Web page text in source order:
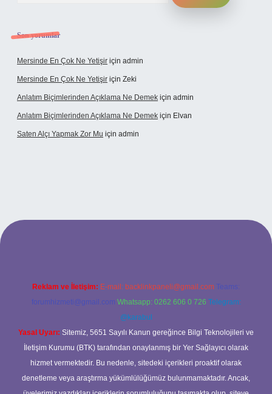
Son yorumlar
Mersinde En Çok Ne Yetişir için admin
Mersinde En Çok Ne Yetişir için Zeki
Anlatım Biçimlerinden Açıklama Ne Demek için admin
Anlatım Biçimlerinden Açıklama Ne Demek için Elvan
Saten Alçı Yapmak Zor Mu için admin
Reklam ve İletişim: E-mail: backlinkpaneli@gmail.com Teams:
forumhizmeti@gmail.com Whatsapp: 0262 606 0 726 Telegram:
@karabul
Yasal Uyarı: Sitemiz, 5651 Sayılı Kanun gereğince Bilgi Teknolojileri ve
İletişim Kurumu (BTK) tarafından onaylanmış bir Yer Sağlayıcı olarak
hizmet vermektedir. Bu nedenle, sitedeki içerikleri proaktif olarak
denetleme veya araştırma yükümlülüğümüz bulunmamaktadır. Ancak,